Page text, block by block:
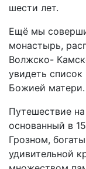
шести лет.
Ещё мы
монастырь,
Волжско-
увидеть
Божией матери.
Путешествие
основанный в
Грозном,
удивительной